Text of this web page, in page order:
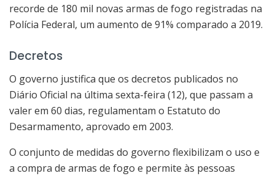
recorde de 180 mil novas armas de fogo registradas na
Polícia Federal, um aumento de 91% comparado a 2019.
Decretos
O governo justifica que os decretos publicados no
Diário Oficial na última sexta-feira (12), que passam a
valer em 60 dias, regulamentam o Estatuto do
Desarmamento, aprovado em 2003.
O conjunto de medidas do governo flexibilizam o uso e
a compra de armas de fogo e permite às pessoas